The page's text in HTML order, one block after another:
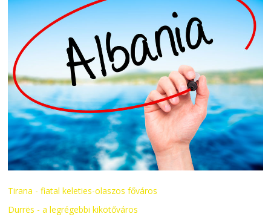
Tirana - fiatal keleties-olaszos főváros
Durrës - a legrégebbi kikötőváros